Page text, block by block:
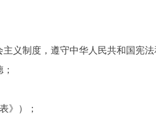
义制度，遵守中华人民共和国宪法
》）；